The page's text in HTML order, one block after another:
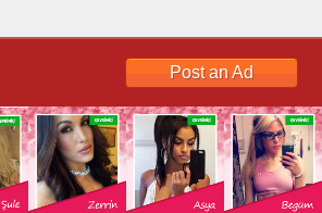
Post an Ad